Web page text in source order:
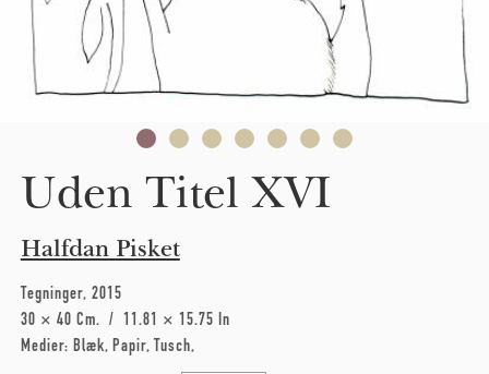
Uden Titel XVI
Halfdan Pisket
Tegninger 2015
30 × 40 Cm
11.81 × 15.75 In
Medier: Blæk Papir Tusch